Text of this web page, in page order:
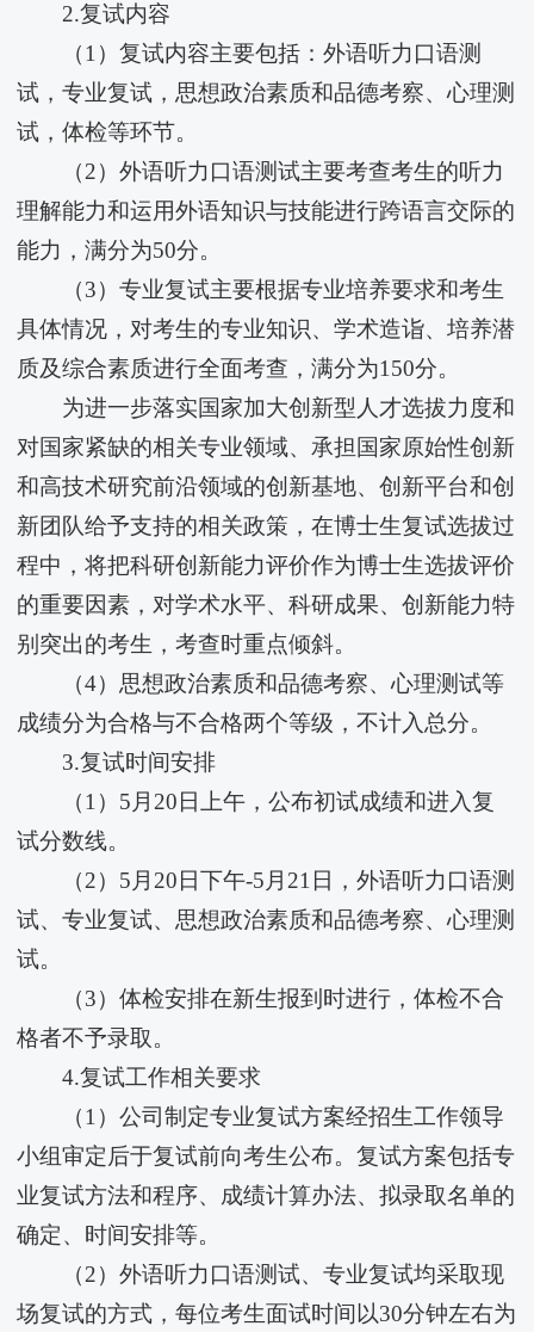
2.复试内容
（1）复试内容主要包括：外语听力口语测
试，专业复试，思想政治素质和品德考察、心理测
试，体检等环节。
（2）外语听力口语测试主要考查考生的听力
理解能力和运用外语知识与技能进行跨语言交际的
能力，满分为50分。
（3）专业复试主要根据专业培养要求和考生
具体情况，对考生的专业知识、学术造诣、培养潜
质及综合素质进行全面考查，满分为150分。
为进一步落实国家加大创新型人才选拔力度和
对国家紧缺的相关专业领域、承担国家原始性创新
和高技术研究前沿领域的创新基地、创新平台和创
新团队给予支持的相关政策，在博士生复试选拔过
程中，将把科研创新能力评价作为博士生选拔评价
的重要因素，对学术水平、科研成果、创新能力特
别突出的考生，考查时重点倾斜。
（4）思想政治素质和品德考察、心理测试等
成绩分为合格与不合格两个等级，不计入总分。
3.复试时间安排
（1）5月20日上午，公布初试成绩和进入复
试分数线。
（2）5月20日下午-5月21日，外语听力口语测
试、专业复试、思想政治素质和品德考察、心理测
试。
（3）体检安排在新生报到时进行，体检不合
格者不予录取。
4.复试工作相关要求
（1）公司制定专业复试方案经招生工作领导
小组审定后于复试前向考生公布。复试方案包括专
业复试方法和程序、成绩计算办法、拟录取名单的
确定、时间安排等。
（2）外语听力口语测试、专业复试均采取现
场复试的方式，每位考生面试时间以30分钟左右为